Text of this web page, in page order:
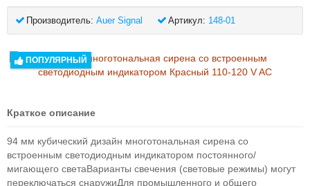
Производитель: Auer Signal Артикул: 148-01
ПОПУЛЯРНЫЙ
Краткое описание
94 мм кубический дизайн многотональная сирена со
встроенным светодиодным индикатором постоянного/
мигающего светаВарианты свечения (световые режимы) могут
переключаться снаружиДля промышленного и общего